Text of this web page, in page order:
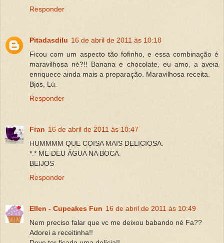
Responder
Pitadasdilu 16 de abril de 2011 às 10:18
Ficou com um aspecto tão fofinho, e essa combinação é
maravilhosa né?!! Banana e chocolate, eu amo, a aveia
enriquece ainda mais a preparação. Maravilhosa receita.
Bjos, Lú.
Responder
Fran 16 de abril de 2011 às 10:47
HUMMMM QUE COISA MAIS DELICIOSA.
*.* ME DEU ÁGUA NA BOCA.
BEIJOS
Responder
Ellen - Cupcakes Fun 16 de abril de 2011 às 10:49
Nem preciso falar que vc me deixou babando né Fa??
Adorei a receitinha!!